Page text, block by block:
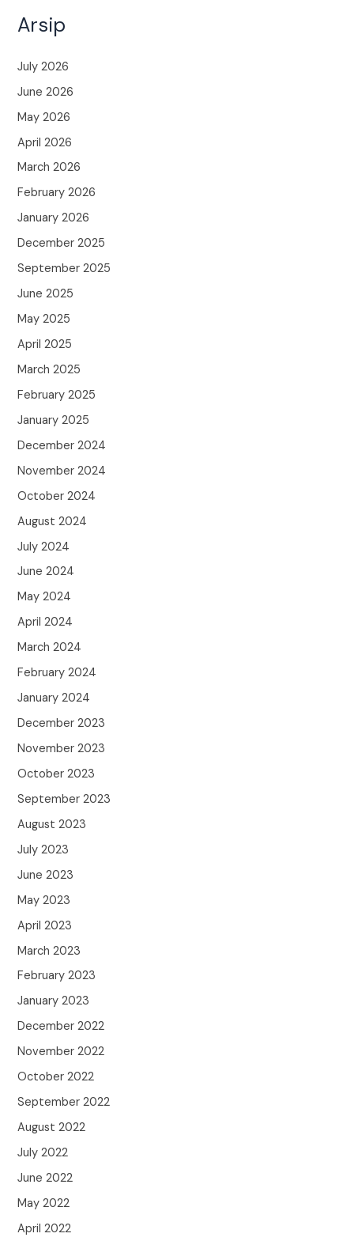
Arsip
July 2026
June 2026
May 2026
April 2026
March 2026
February 2026
January 2026
December 2025
September 2025
June 2025
May 2025
April 2025
March 2025
February 2025
January 2025
December 2024
November 2024
October 2024
August 2024
July 2024
June 2024
May 2024
April 2024
March 2024
February 2024
January 2024
December 2023
November 2023
October 2023
September 2023
August 2023
July 2023
June 2023
May 2023
April 2023
March 2023
February 2023
January 2023
December 2022
November 2022
October 2022
September 2022
August 2022
July 2022
June 2022
May 2022
April 2022